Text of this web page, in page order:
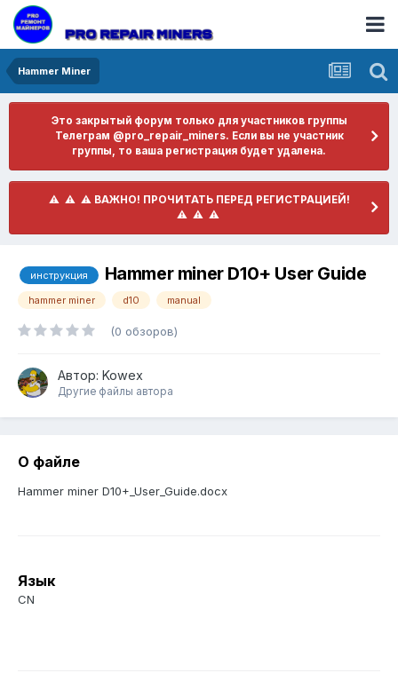
Hammer Miner
Это закрытый форум только для участников группы
Телеграм @pro_repair_miners. Если вы не участник
группы, то ваша регистрация будет удалена.
​ ⚠️ ​​ ⚠️ ​​ ⚠️ ​ВАЖНО! ПРОЧИТАТЬ ПЕРЕД РЕГИСТРАЦИЕЙ! ​
⚠️ ​​ ⚠️ ​​ ⚠️ ​
инструкция Hammer miner D10+ User Guide
hammer miner d10 manual
(0 обзоров)
Автор: Kowex
Другие файлы автора
О файле
Hammer miner D10+_User_Guide.docx
Язык
CN